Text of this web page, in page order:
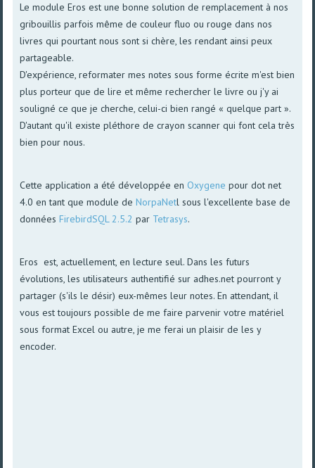
Le module Eros est une bonne solution de remplacement à nos
gribouillis parfois même de couleur fluo ou rouge dans nos
livres qui pourtant nous sont si chère, les rendant ainsi peux
partageable.
D'expérience, reformater mes notes sous forme écrite m'est bien
plus porteur que de lire et même rechercher le livre ou j'y ai
souligné ce que je cherche, celui-ci bien rangé « quelque part ».
D'autant qu'il existe pléthore de crayon scanner qui font cela très
bien pour nous.
Cette application a été développée en Oxygene pour dot net
4.0 en tant que module deNorpaNetl sous l'excellente base de
donnéesFirebirdSQL 2.5.2 par Tetrasys.
Eros est, actuellement, en lecture seul. Dans les futurs
évolutions, les utilisateurs authentifié sur adhes.net pourront y
partager (s'ils le désir) eux-mêmes leur notes. En attendant, il
vous est toujours possible de me faire parvenir votre matériel
sous format Excel ou autre, je me ferai un plaisir de les y
encoder.